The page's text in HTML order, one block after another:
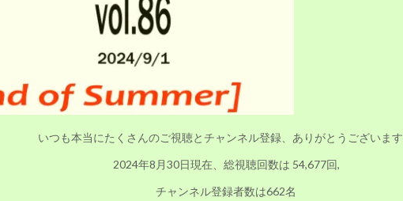
いつも本当にたくさんのご視聴とチャンネル登録、ありがとうございま
2024年8月30日現在、総視聴回数は 54,677回,
チャンネル登録者数は662名